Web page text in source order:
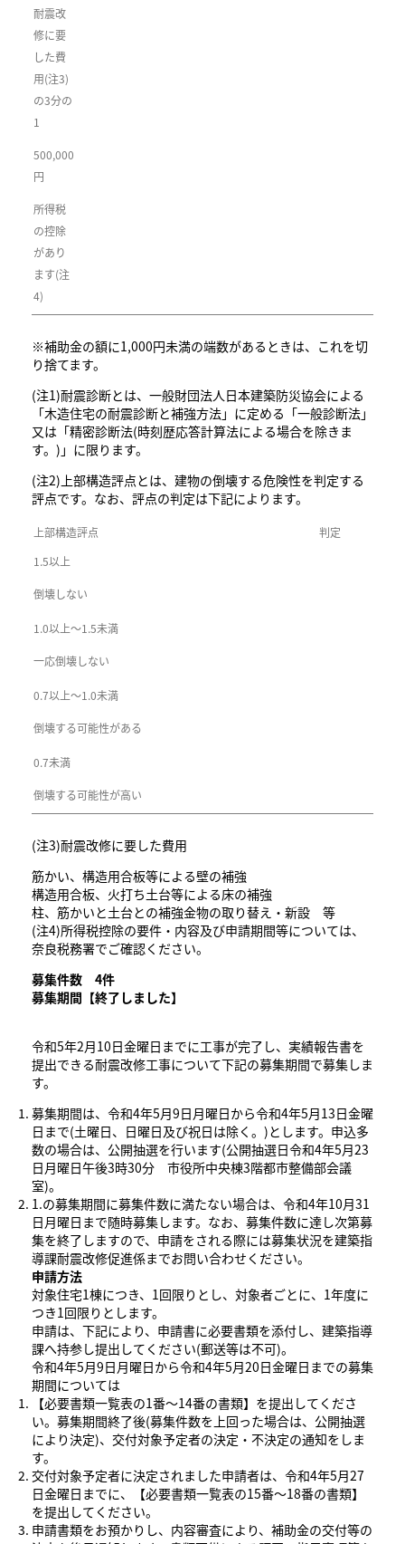
耐震改
修に要
した費
用(注3)
の3分の
1
500,000
円
所得税
の控除
があり
ます(注
4)
※補助金の額に1,000円未満の端数があるときは、これを切
り捨てます。
(注1)耐震診断とは、一般財団法人日本建築防災協会による
「木造住宅の耐震診断と補強方法」に定める「一般診断法」
又は「精密診断法(時刻歴応答計算法による場合を除きま
す。)」に限ります。
(注2)上部構造評点とは、建物の倒壊する危険性を判定する
評点です。なお、評点の判定は下記によります。
上部構造評点
判定
1.5以上
倒壊しない
1.0以上～1.5未満
一応倒壊しない
0.7以上～1.0未満
倒壊する可能性がある
0.7未満
倒壊する可能性が高い
(注3)耐震改修に要した費用
筋かい、構造用合板等による壁の補強
構造用合板、火打ち土台等による床の補強
柱、筋かいと土台との補強金物の取り替え・新設 等
(注4)所得税控除の要件・内容及び申請期間等については、
奈良税務署でご確認ください。
募集件数 4件
募集期間【終了しました】
令和5年2月10日金曜日までに工事が完了し、実績報告書を
提出できる耐震改修工事について下記の募集期間で募集しま
す。
募集期間は、令和4年5月9日月曜日から令和4年5月13日金曜
日まで(土曜日、日曜日及び祝日は除く。)とします。申込多
数の場合は、公開抽選を行います(公開抽選日令和4年5月23
日月曜日午後3時30分 市役所中央棟3階都市整備部会議
室)。
1.の募集期間に募集件数に満たない場合は、令和4年10月31
日月曜日まで随時募集します。なお、募集件数に達し次第募
集を終了しますので、申請をされる際には募集状況を建築指
導課耐震改修促進係までお問い合わせください。
申請方法
対象住宅1棟につき、1回限りとし、対象者ごとに、1年度に
つき1回限りとします。
申請は、下記により、申請書に必要書類を添付し、建築指導
課へ持参し提出してください(郵送等は不可)。
令和4年5月9日月曜日から令和4年5月20日金曜日までの募集
期間については
【必要書類一覧表の1番～14番の書類】を提出してくださ
い。募集期間終了後(募集件数を上回った場合は、公開抽選
により決定)、交付対象予定者の決定・不決定の通知をしま
す。
交付対象予定者に決定されました申請者は、令和4年5月27
日金曜日までに、【必要書類一覧表の15番～18番の書類】
を提出してください。
申請書類をお預かりし、内容審査により、補助金の交付等の